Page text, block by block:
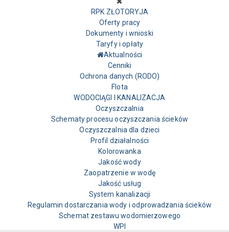
RPK ZŁOTORYJA
Oferty pracy
Dokumenty i wnioski
Taryfy i opłaty
Aktualności
Cenniki
Ochrona danych (RODO)
Flota
WODOCIĄGI I KANALIZACJA
Oczyszczalnia
Schematy procesu oczyszczania ścieków
Oczyszczalnia dla dzieci
Profil działalności
Kolorowanka
Jakość wody
Zaopatrzenie w wodę
Jakość usług
System kanalizacji
Regulamin dostarczania wody i odprowadzania ścieków
Schemat zestawu wodomierzowego
WPI